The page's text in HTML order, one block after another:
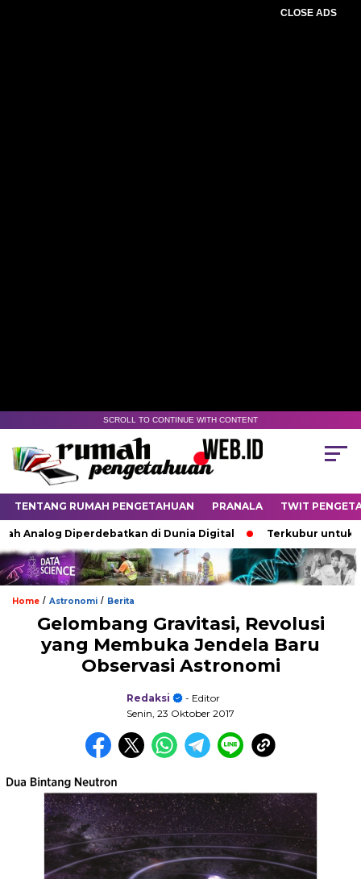
CLOSE ADS
SCROLL TO CONTINUE WITH CONTENT
TENTANG RUMAH PENGETAHUAN PRANALA TWIT
Diperdebatkan di Dunia Digital Terkubur untuk Hidup
Home / Astronomi / Berita
Gelombang Gravitasi, Revolusi
yang Membuka Jendela Baru
Observasi Astronomi
Redaksi
- Editor
Senin, 23 Oktober 2017